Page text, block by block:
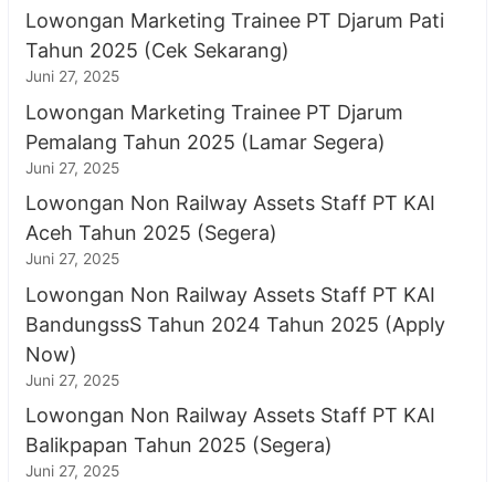
Lowongan Marketing Trainee PT Djarum Pati
Tahun 2025 (Cek Sekarang)
Juni 27, 2025
Lowongan Marketing Trainee PT Djarum
Pemalang Tahun 2025 (Lamar Segera)
Juni 27, 2025
Lowongan Non Railway Assets Staff PT KAI
Aceh Tahun 2025 (Segera)
Juni 27, 2025
Lowongan Non Railway Assets Staff PT KAI
BandungssS Tahun 2024 Tahun 2025 (Apply
Now)
Juni 27, 2025
Lowongan Non Railway Assets Staff PT KAI
Balikpapan Tahun 2025 (Segera)
Juni 27, 2025